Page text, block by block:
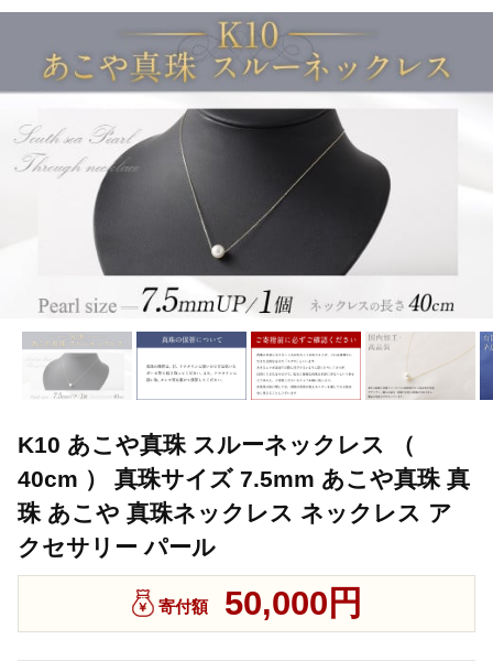
K10 あこや真珠 スルーネックレス （
40cm ） 真珠サイズ 7.5mm あこや真珠 真
珠 あこや 真珠ネックレス ネックレス ア
クセサリー パール
寄付額 50,000円